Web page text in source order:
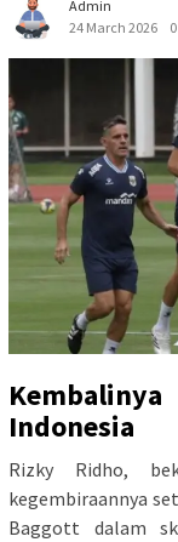
Admin
24 March 2026
Indonesia
Rizky Ridho,
kegembiraannya
Baggott dalam